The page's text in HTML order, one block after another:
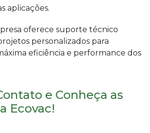
aplicações.
oferece suporte técnico
personalizados para
eficiência e performance dos
e Conheça as
Ecovac!